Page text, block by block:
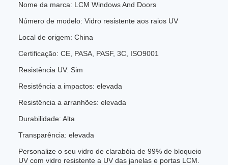
Nome da marca: LCM Windows And Doors
Número de modelo: Vidro resistente aos raios UV
Local de origem: China
Certificação: CE, PASA, PASF, 3C, ISO9001
Resistência UV: Sim
Resistência a impactos: elevada
Resistência a arranhões: elevada
Durabilidade: Alta
Transparência: elevada
Personalize o seu vidro de clarabóia de 99% de bloqueio
UV com vidro resistente a UV das janelas e portas LCM.